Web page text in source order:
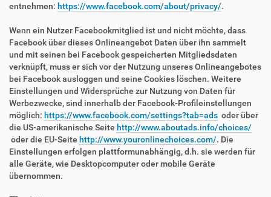
entnehmen: https://www.facebook.com/about/privacy/.
Wenn ein Nutzer Facebookmitglied ist und nicht möchte, dass
Facebook über dieses Onlineangebot Daten über ihn sammelt
und mit seinen bei Facebook gespeicherten Mitgliedsdaten
verknüpft, muss er sich vor der Nutzung unseres Onlineangebotes
bei Facebook ausloggen und seine Cookies löschen. Weitere
Einstellungen und Widersprüche zur Nutzung von Daten für
Werbezwecke, sind innerhalb der Facebook-Profileinstellungen
möglich: https://www.facebook.com/settings?tab=ads oder über
die US-amerikanische Seite http://www.aboutads.info/choices/
oder die EU-Seite http://www.youronlinechoices.com/. Die
Einstellungen erfolgen plattformunabhängig, d.h. sie werden für
alle Geräte, wie Desktopcomputer oder mobile Geräte
übernommen.